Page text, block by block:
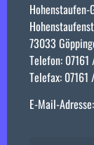
Hohenstaufen-
73033
Telefon:
Telefax:
E-Mail-